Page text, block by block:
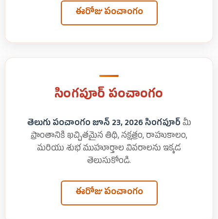
ఈరోజు పంచాంగం
సింగపూర్ పంచాంగం
తెలుగు పంచాంగం జూన్ 23, 2026 సింగపూర్ మీ
ప్రాంతానికి ఖచ్చితమైన తిథి, నక్షత్రం, రాహుకాలం,
మరియు శుభ ముహూర్తాల వివరాలను ఇక్కడ
తెలుసుకోండి.
ఈరోజు పంచాంగం